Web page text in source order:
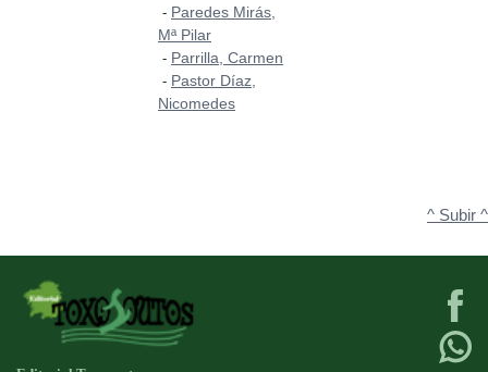
- Paredes Mirás,
Mª Pilar
- Parrilla, Carmen
- Pastor Díaz,
Nicomedes
^ Subir ^